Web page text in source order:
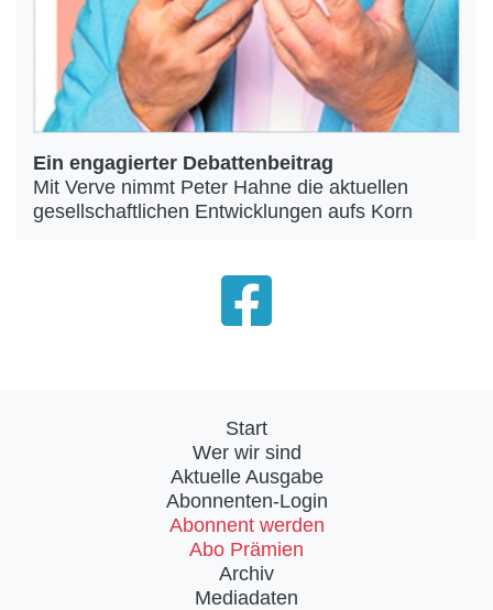
Ein engagierter Debattenbeitrag
Mit Verve nimmt Peter Hahne die aktuellen
gesellschaftlichen Entwicklungen aufs Korn
Start
Wer wir sind
Aktuelle Ausgabe
Abonnenten-Login
Abonnent werden
Abo Prämien
Archiv
Mediadaten